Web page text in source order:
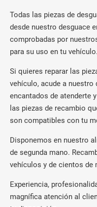
Todas las piezas de
desde nuestro desguace
comprobadas por
para su uso en tu vehículo.
Si quieres reparar las
vehículo, acude a nuestro
encantados de atenderte
las piezas de recambio
son compatibles con tu
Disponemos en nuestro
de segunda mano.
vehículos y de cientos de
Experiencia,
magnífica atención al